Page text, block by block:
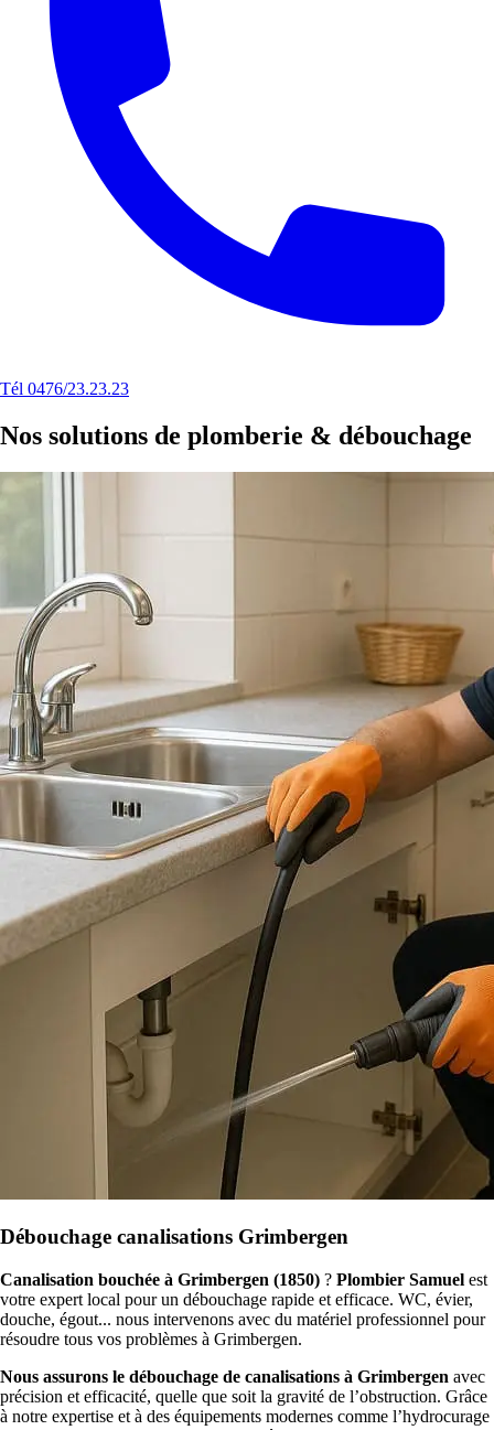
Tél 0476/23.23.23
Nos solutions de plomberie & débouchage
Débouchage canalisations Grimbergen
Canalisation bouchée à Grimbergen (1850) ? Plombier Samuel est
votre expert local pour un débouchage rapide et efficace. WC, évier,
douche, égout... nous intervenons avec du matériel professionnel pour
résoudre tous vos problèmes à Grimbergen.
Nous assurons le débouchage de canalisations à Grimbergen avec
précision et efficacité, quelle que soit la gravité de l’obstruction. Grâce
à notre expertise et à des équipements modernes comme l’hydrocurage